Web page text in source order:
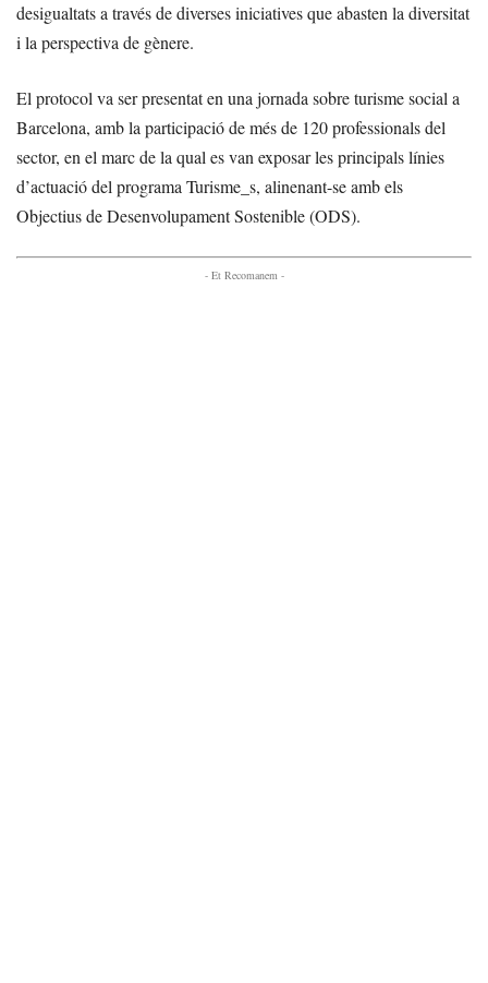
desigualtats a través de diverses iniciatives que abasten la diversitat
i la perspectiva de gènere.
El protocol va ser presentat en una jornada sobre turisme social a
Barcelona, amb la participació de més de 120 professionals del
sector, en el marc de la qual es van exposar les principals línies
d’actuació del programa Turisme_s, alinenant-se amb els
Objectius de Desenvolupament Sostenible (ODS).
- Et Recomanem -